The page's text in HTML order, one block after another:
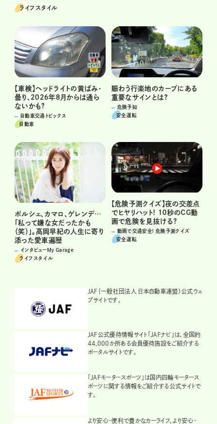
ライフスタイル
【車検】ヘッドライトの黄ばみ・
曇り、2026年8月からは通ら
ないかも?
自動車交通トピックス
自動車
賑わう行楽地のカーブにある
重要なサインとは?
危険予知
安全運転
ポルシェ、カマロ、ゲレンデ…
「私って嫌な女だったかも
（笑）」。高岡早紀の人生に寄り
添った愛車遍歴
インタビューMy Garage
ライフスタイル
【危険予測クイズ】夜の交差点
でヒヤリハット! 10秒のCG動
画で危険を見抜ける?
動画で交通安全! 危険予測クイズ
安全運転
JAF（一般社団法人 日本自動車連盟）公式ウェ
ブサイトです。
JAF公式優待情報サイト「JAFナビ」は、全国約
44,000か所ある会員優待施設をご紹介する
ポータルサイトです。
「JAFモータースポーツ」は国内四輪モータース
ポーツに関する情報をご紹介する公式サイトで
す。
より安心・便利で豊かなカーライフ、より安心・